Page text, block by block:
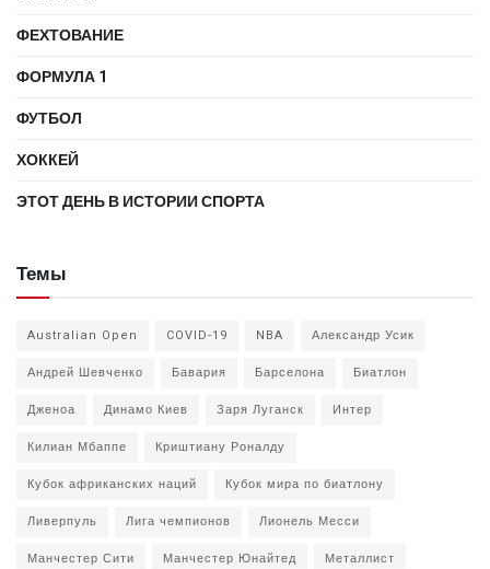
ФЕХТОВАНИЕ
ФОРМУЛА 1
ФУТБОЛ
ХОККЕЙ
ЭТОТ ДЕНЬ В ИСТОРИИ СПОРТА
Темы
Australian Open COVID-19 NBA
Александр Усик
Андрей Шевченко
Бавария Барселона
Биатлон
Дженоа
Динамо Киев Заря Луганск
Интер
Килиан Мбаппе
Криштиану Роналду
Кубок африканских наций
Кубок мира по биатлону
Ливерпуль
Лига чемпионов
Лионель Месси
Манчестер Сити
Манчестер Юнайтед
Металлист